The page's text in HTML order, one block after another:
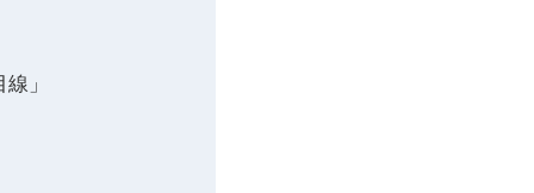
」